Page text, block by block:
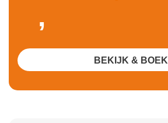
,
BEKIJK & BOEK